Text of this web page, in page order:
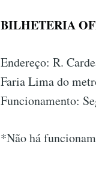
BILHETERIA
Endereço: R.
Faria Lima do
Funcionamento:
*Não há